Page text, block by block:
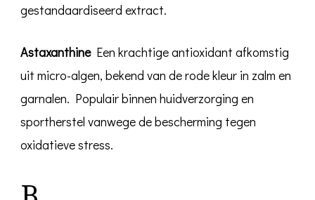
gestandaardiseerd extract.
AstaxanthineEen krachtige antioxidant afkomstig
uit micro-algen, bekend van de rode kleur in zalm en
garnalen. Populair binnen huidverzorging en
sportherstel vanwege de bescherming tegen
oxidatieve stress.